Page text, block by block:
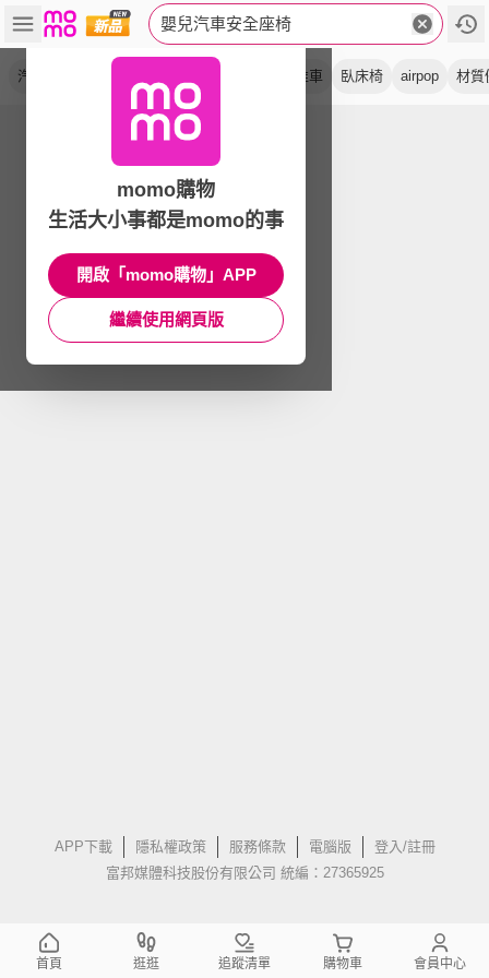
嬰兒汽車安全座椅
汽座 推車 臥床椅 airpop 材質
APP下載 隱私權政策 服務條款 電腦版
登入/註冊
富邦媒體科技股份有限公司 統編：27365925
momo購物
生活大小事都是momo的事
開啟「momo購物」APP
繼續使用網頁版
首頁 逛逛 追蹤清單 購物車 會員中心